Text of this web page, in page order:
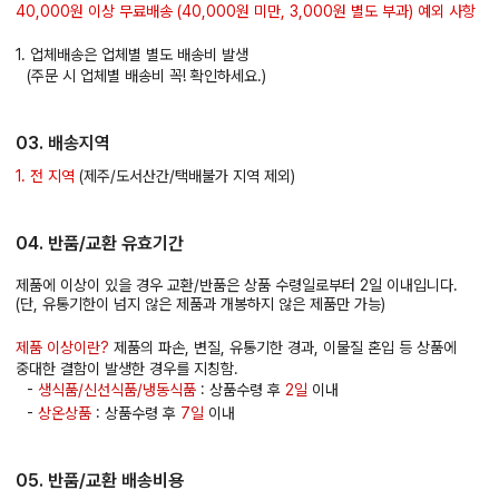
40,000원 이상 무료배송 (40,000원 미만, 3,000원 별도 부과) 예외 사항
1. 업체배송은 업체별 별도 배송비 발생
(주문 시 업체별 배송비 꼭! 확인하세요.)
03. 배송지역
1. 전 지역 (제주/도서산간/택배불가 지역 제외)
04. 반품/교환 유효기간
제품에 이상이 있을 경우 교환/반품은 상품 수령일로부터 2일 이내입니다.
(단, 유통기한이 넘지 않은 제품과 개봉하지 않은 제품만 가능)
제품 이상이란? 제품의 파손, 변질, 유통기한 경과, 이물질 혼입 등 상품에
중대한 결함이 발생한 경우를 지칭함.
- 생식품/신선식품/냉동식품 : 상품수령 후 2일 이내
- 상온상품 : 상품수령 후 7일 이내
05. 반품/교환 배송비용